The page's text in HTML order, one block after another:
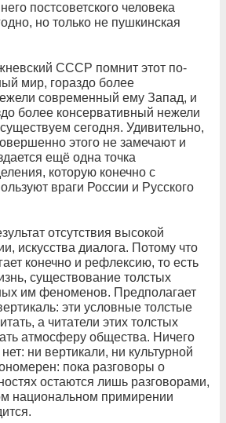
постсоветского человека
но только не пушкинская
СССР помнит этот по-
мир, гораздо более
современный ему Запад, и
более консервативный нежели
сегодня. Удивительно,
этого не замечают и
ещё одна точка
которую конечно с
враги России и Русского
отсутствия высокой
искусства диалога. Потому что
конечно и рефлексию, то есть
существование толстых
им феноменов. Предполагает
эти условные толстые
а читатели этих толстых
атмосферу общества. Ничего
ни вертикали, ни культурной
пока разговоры о
остаются лишь разговорами,
национальном примирении